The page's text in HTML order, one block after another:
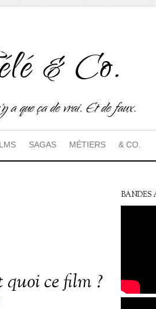
& Co.
a que ça de vrai. Et de faux.
SAGAS MÉTIERS & CO.
quoi ce film ?
BANDES